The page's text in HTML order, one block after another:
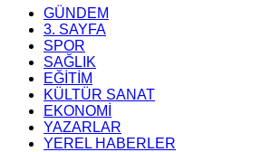
GÜNDEM
3. SAYFA
SPOR
SAĞLIK
EĞİTİM
KÜLTÜR SANAT
EKONOMİ
YAZARLAR
YEREL HABERLER